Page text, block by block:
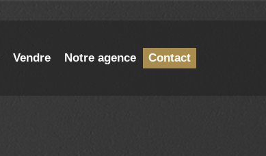
Vendre Notre agence Contact